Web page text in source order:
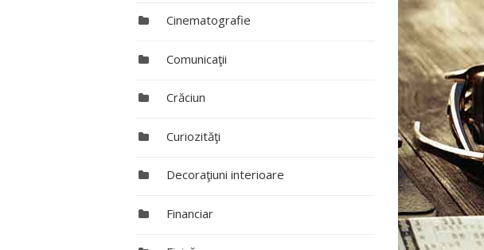
Cinematografie
Comunicaţii
Crăciun
Curiozităţi
Decoraţiuni interioare
Financiar